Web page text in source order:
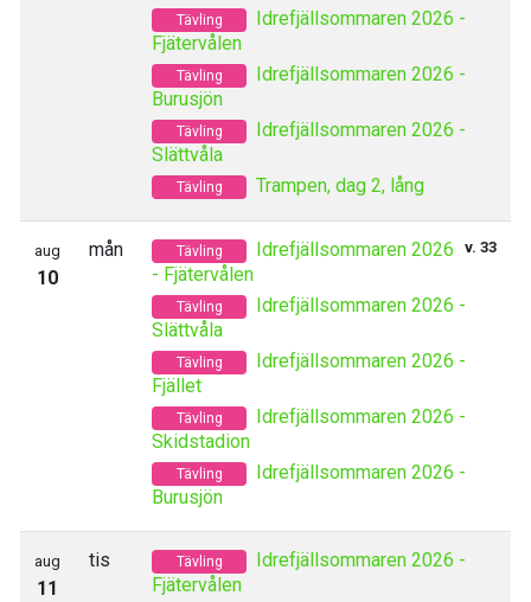
Tävling
Idrefjällsommaren 2026 -
Fjätervålen
Tävling
Idrefjällsommaren 2026 -
Burusjön
Tävling
Idrefjällsommaren 2026 -
Slättvåla
Tävling Trampen, dag 2, lång
aug
10
mån v. 33
Tävling
Idrefjällsommaren 2026
- Fjätervålen
Tävling
Idrefjällsommaren 2026 -
Slättvåla
Tävling
Idrefjällsommaren 2026 -
Fjället
Tävling
Idrefjällsommaren 2026 -
Skidstadion
Tävling
Idrefjällsommaren 2026 -
Burusjön
aug
11
tis Tävling
Idrefjällsommaren 2026 -
Fjätervålen